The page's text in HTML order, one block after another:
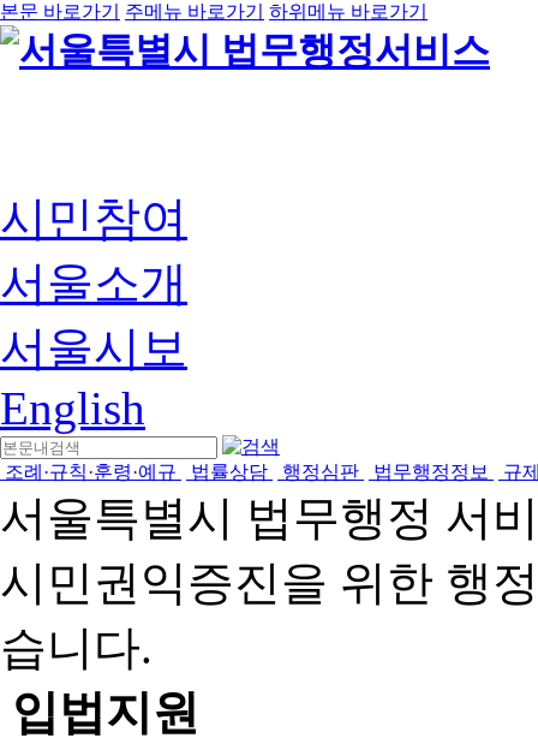
본문 바로가기 주메뉴 바로가기 하위메뉴 바로가기
시민참여
서울소개
서울시보
English
조례·규칙·훈령·예규 법률상담 행정심판 법무행정정보 규
서울특별시 법무행정 서
시민권익증진을 위한 행
습니다.
입법지원